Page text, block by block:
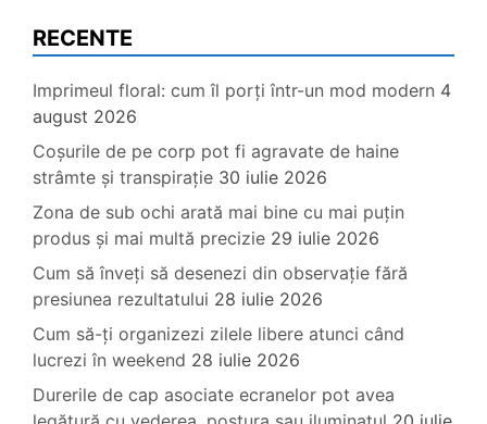
RECENTE
Imprimeul floral: cum îl porți într-un mod modern 4
august 2026
Coșurile de pe corp pot fi agravate de haine
strâmte și transpirație 30 iulie 2026
Zona de sub ochi arată mai bine cu mai puțin
produs și mai multă precizie 29 iulie 2026
Cum să înveți să desenezi din observație fără
presiunea rezultatului 28 iulie 2026
Cum să-ți organizezi zilele libere atunci când
lucrezi în weekend 28 iulie 2026
Durerile de cap asociate ecranelor pot avea